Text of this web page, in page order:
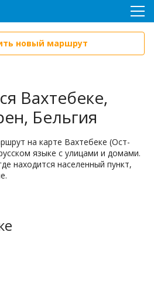
новый маршрут
Вахтебеке,
Бельгия
на карте Вахтебеке (Ост-
языке с улицами и домами.
находится населенный пункт,